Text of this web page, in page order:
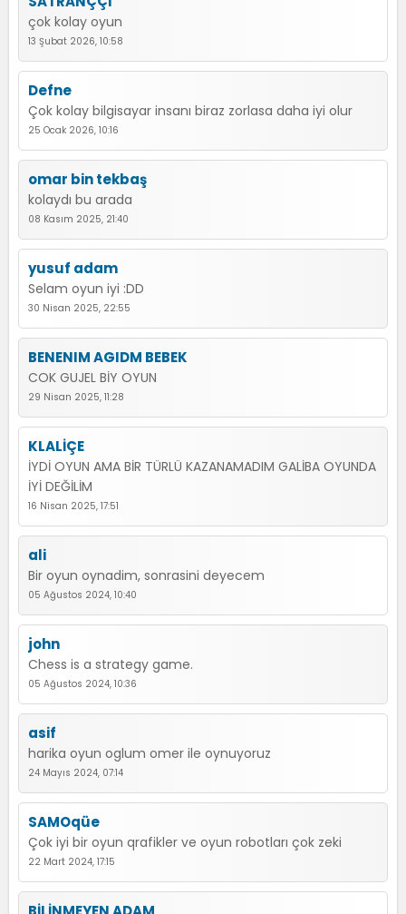
çok kolay oyun
13 Şubat 2026, 10:58
Defne
Çok kolay bilgisayar insanı biraz zorlasa daha iyi olur
25 Ocak 2026, 10:16
omar bin tekbaş
kolaydı bu arada
08 Kasım 2025, 21:40
yusuf adam
Selam oyun iyi :DD
30 Nisan 2025, 22:55
BENENIM AGIDM BEBEK
COK GUJEL BİY OYUN
29 Nisan 2025, 11:28
KLALİÇE
İYDİ OYUN AMA BİR TÜRLÜ KAZANAMADIM GALİBA OYUNDA
İYİ DEĞİLİM
16 Nisan 2025, 17:51
ali
Bir oyun oynadim, sonrasini deyecem
05 Ağustos 2024, 10:40
john
Chess is a strategy game.
05 Ağustos 2024, 10:36
asif
harika oyun oglum omer ile oynuyoruz
24 Mayıs 2024, 07:14
SAMOqüe
Çok iyi bir oyun qrafikler ve oyun robotları çok zeki
22 Mart 2024, 17:15